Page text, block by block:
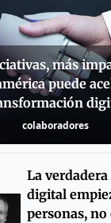
más
puede
colaboradores
La
digital
personas, no